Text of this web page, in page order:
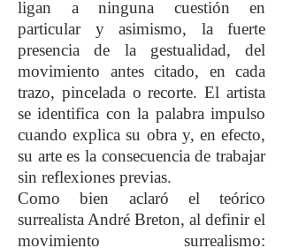
ligan a ninguna cuestión en
particular y asimismo, la fuerte
presencia de la gestualidad, del
movimiento antes citado, en cada
trazo, pincelada o recorte. El artista
se identifica con la palabra impulso
cuando explica su obra y, en efecto,
su arte es la consecuencia de trabajar
sin reflexiones previas.
Como bien aclaró el teórico
surrealista André Breton, al definir el
movimiento surrealismo: